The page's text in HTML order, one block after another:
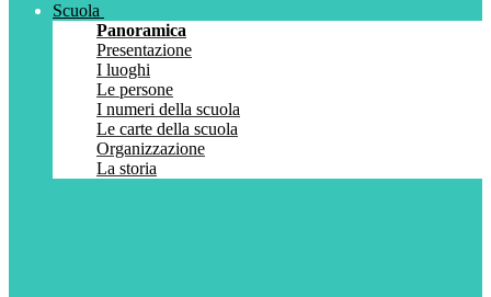
Scuola
Panoramica
Presentazione
I luoghi
Le persone
I numeri della scuola
Le carte della scuola
Organizzazione
La storia